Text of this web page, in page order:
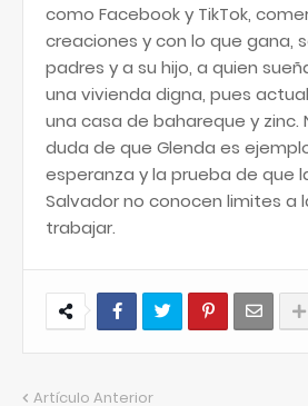
como Facebook y TikTok,
creaciones y con lo que gana,
padres y a su hijo, a quien
una vivienda digna, pues
una casa de bahareque y zinc.
duda de que Glenda es
esperanza y la prueba de que
Salvador no conocen limites a
trabajar.
Artículo Anterior